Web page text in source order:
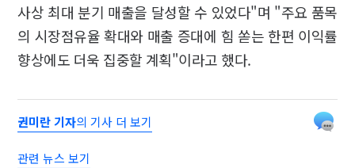
사상 최대 분기 매출을 달성할 수 있었다"며 "주요 품목
의 시장점유율 확대와 매출 증대에 힘 쏟는 한편 이익률
향상에도 더욱 집중할 계획"이라고 했다.
권미란 기자의 기사 더 보기
관련 뉴스 보기